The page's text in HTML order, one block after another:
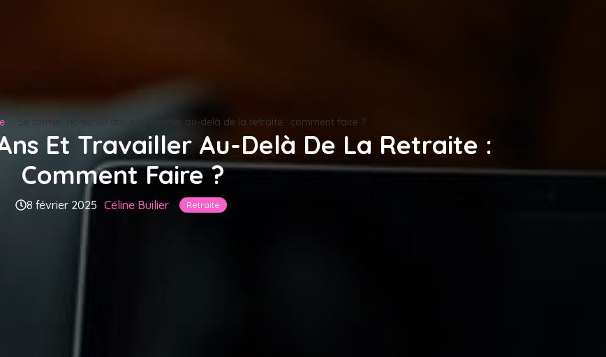
Se former après 50 ans et travailler au-delà de la retraite : comment faire ?
Et Travailler Au-Delà De La Retraite :
Comment Faire ?
8 février 2025 Céline Builier Retraite